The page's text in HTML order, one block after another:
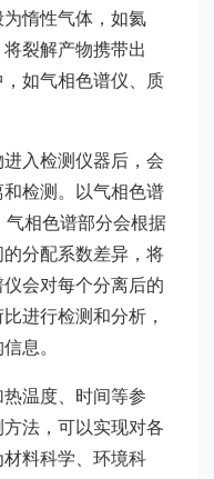
惰性气体，如氦
裂解产物携带出
如气相色谱仪、质
入检测仪器后，会
检测。以气相色谱
气相色谱部分会根据
分配系数差异，将
会对每个分离后的
进行检测和分析，
息。
温度、时间等参
法，可以实现对各
料科学、环境科